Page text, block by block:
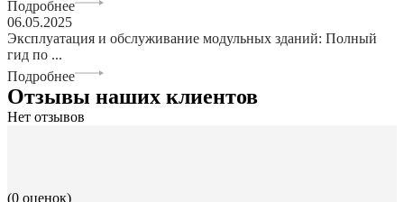
Подробнее
06.05.2025
Эксплуатация и обслуживание модульных зданий: Полный
гид по ...
Подробнее
Отзывы наших клиентов
Нет отзывов
(0 оценок)